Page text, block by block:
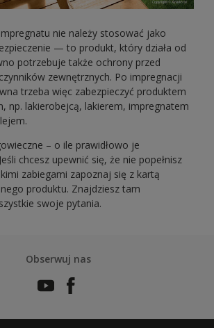
nie należy stosować jako
— to produkt, który działa od
potrzebuje także ochrony przed
zewnętrznych. Po impregnacji
trzeba więc zabezpieczyć produktem
np. lakierobejcą, lakierem, impregnatem
– o ile prawidłowo je
chcesz upewnić się, że nie popełnisz
zabiegami zapoznaj się z kartą
produktu. Znajdziesz tam
swoje pytania.
Obserwuj nas